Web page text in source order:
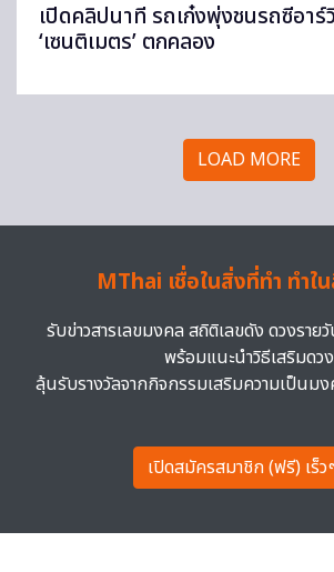
เปิดคลิปนาที รถเก๋งพุ่งชนรถซีอาร์
‘เซนติเมตร’ ตกคลอง
LOAD MORE
MThai เชื่อในสิ่งที่ทำ ทำใ
รับข่าวสารเลขมงคล สถิติเลขดัง ดวงราย
พร้อมแนะนำวิธีเสริมดวง
ลุ้นรับรางวัลจากกิจกรรมเสริมความเป็นม
เปิดสมัครสมาชิก (ฟรี) เร็